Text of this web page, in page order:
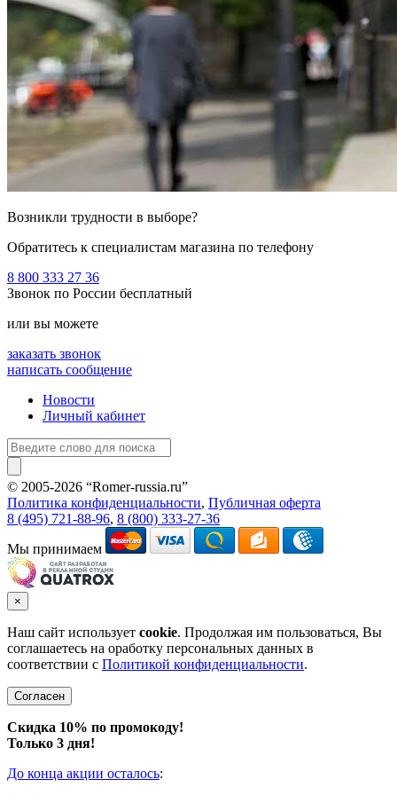
Возникли трудности в выборе?
Обратитесь к специалистам магазина по телефону
8 800 333 27 36
Звонок по России бесплатный
или вы можете
заказать звонок
написать сообщение
Новости
Личный кабинет
© 2005-2026 “Romer-russia.ru”
Политика конфиденциальности, Публичная оферта
8 (495) 721-88-96, 8 (800) 333-27-36
Мы принимаем
×
Наш сайт использует cookie. Продолжая им пользоваться, Вы
соглашаетесь на оработку персональных данных в
соответствии с Политикой конфиденциальности.
Согласен
Скидка 10% по промокоду!
Только 3 дня!
До конца акции осталось: